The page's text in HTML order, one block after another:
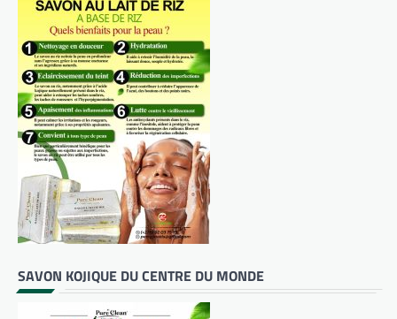
SAVON KOJIQUE DU CENTRE DU MONDE